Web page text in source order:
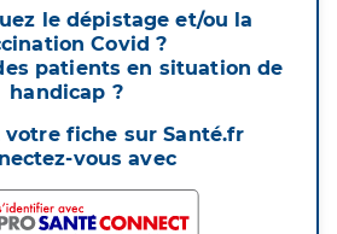
le dépistage et/ou la
Covid ?
patients en situation de
handicap ?
votre fiche sur Santé.fr
vous avec